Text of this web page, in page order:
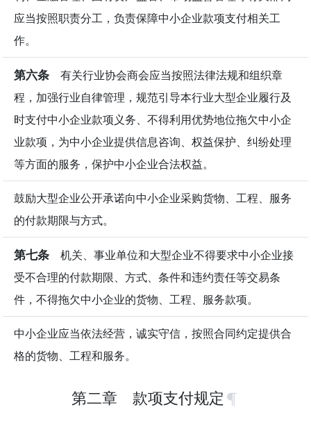
应当按照职责分工，负责保障中小企业款项支付相关工
作。
第六条 有关行业协会商会应当按照法律法规和组织章
程，加强行业自律管理，规范引导本行业大型企业履行及
时支付中小企业款项义务、不得利用优势地位拖欠中小企
业款项，为中小企业提供信息咨询、权益保护、纠纷处理
等方面的服务，保护中小企业合法权益。
鼓励大型企业公开承诺向中小企业采购货物、工程、服务
的付款期限与方式。
第七条 机关、事业单位和大型企业不得要求中小企业接
受不合理的付款期限、方式、条件和违约责任等交易条
件，不得拖欠中小企业的货物、工程、服务款项。
中小企业应当依法经营，诚实守信，按照合同约定提供合
格的货物、工程和服务。
第二章 款项支付规定